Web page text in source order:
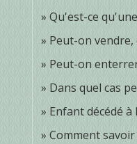
Qu'est-ce
Peut-on
Peut-on
Dans quel cas
Enfant décédé
Comment